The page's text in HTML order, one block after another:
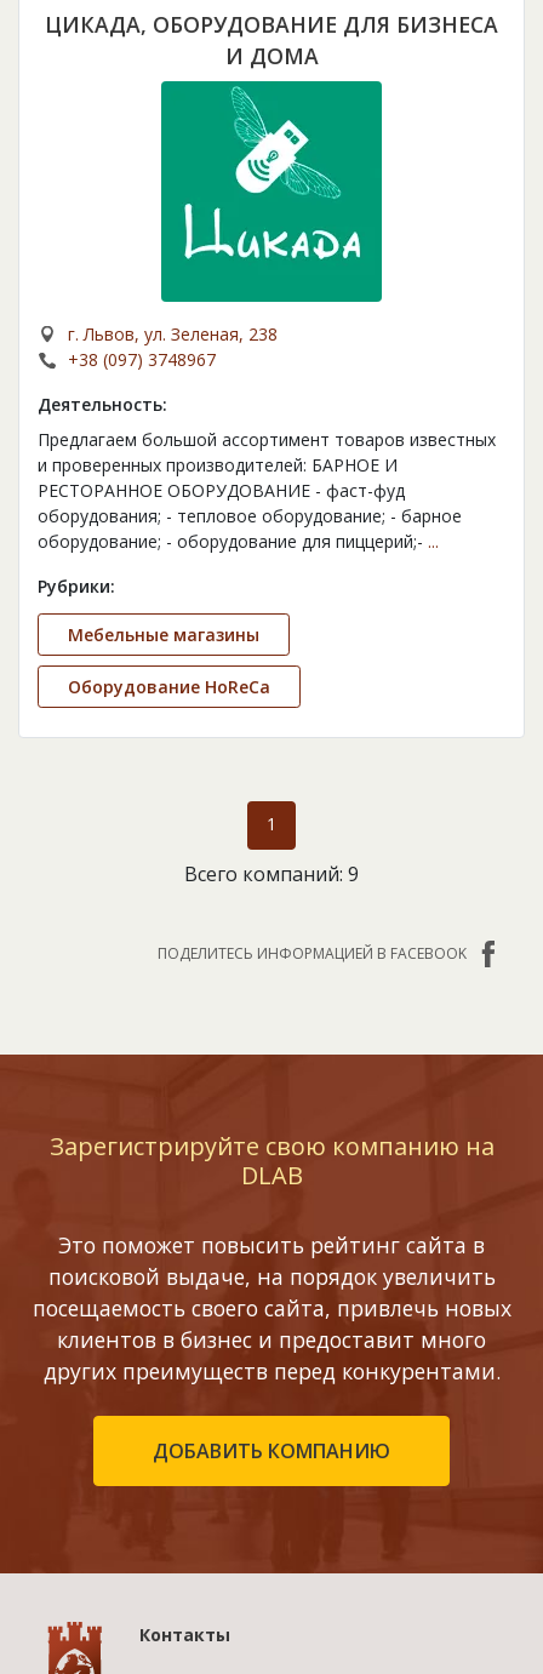
ЦИКАДА, ОБОРУДОВАНИЕ ДЛЯ БИЗНЕСА
И ДОМА
г. Львов, ул. Зеленая, 238
+38 (097) 3748967
Деятельность:
Предлагаем большой ассортимент товаров известных
и проверенных производителей: БАРНОЕ И
РЕСТОРАННОЕ ОБОРУДОВАНИЕ - фаст-фуд
оборудования; - тепловое оборудование; - барное
оборудование; - оборудование для пиццерий;- ...
Рубрики:
Мебельные магазины
Оборудование HoReCa
1
Всего компаний: 9
ПОДЕЛИТЕСЬ ИНФОРМАЦИЕЙ В FACEBOOK
Зарегистрируйте свою компанию на
DLAB
Это поможет повысить рейтинг сайта в
поисковой выдаче, на порядок увеличить
посещаемость своего сайта, привлечь новых
клиентов в бизнес и предоставит много
других преимуществ перед конкурентами.
ДОБАВИТЬ КОМПАНИЮ
Контакты